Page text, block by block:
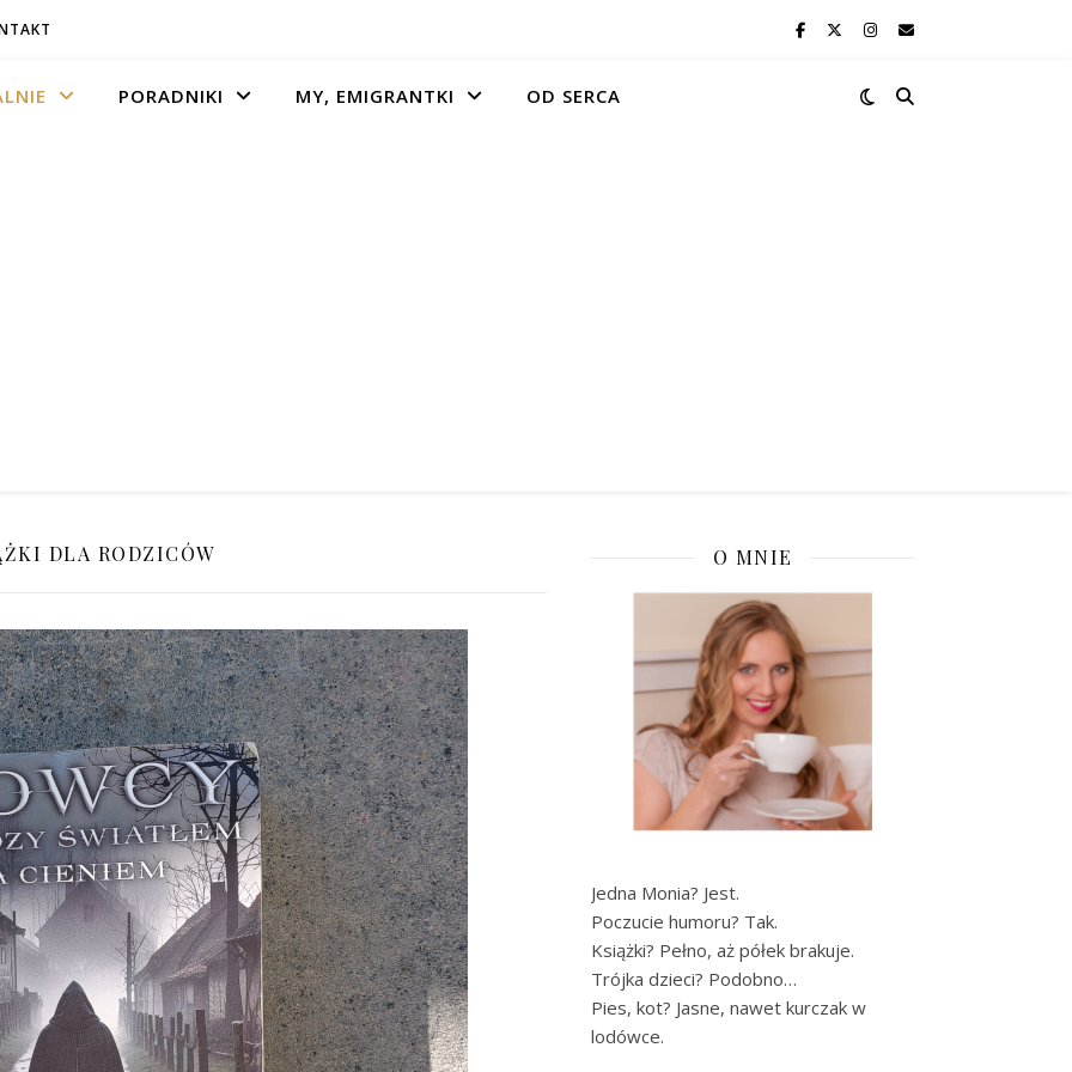
PORADNIKI MY, EMIGRANTKI OD SERCA
DLA RODZICÓW O MNIE
Jedna Monia? Jest.
Poczucie humoru? Tak.
Książki? Pełno, aż półek brakuje.
Trójka dzieci? Podobno…
Pies, kot? Jasne, nawet kurczak w
lodówce.